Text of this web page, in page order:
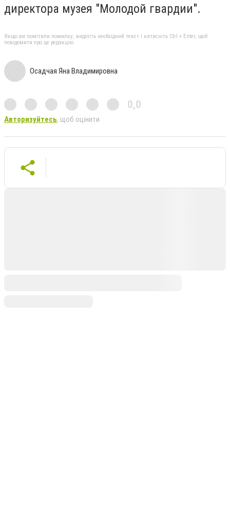
директора музея "Молодой гвардии".
Якщо ви помітили помилку, виділіть необхідний текст і натисніть Ctrl + Enter, щоб
повідомити про це редакцію
Осадчая Яна Владимировна
0,0
Авторизуйтесь, щоб оцінити